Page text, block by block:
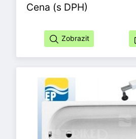
Cena (s DPH)
Zobrazit